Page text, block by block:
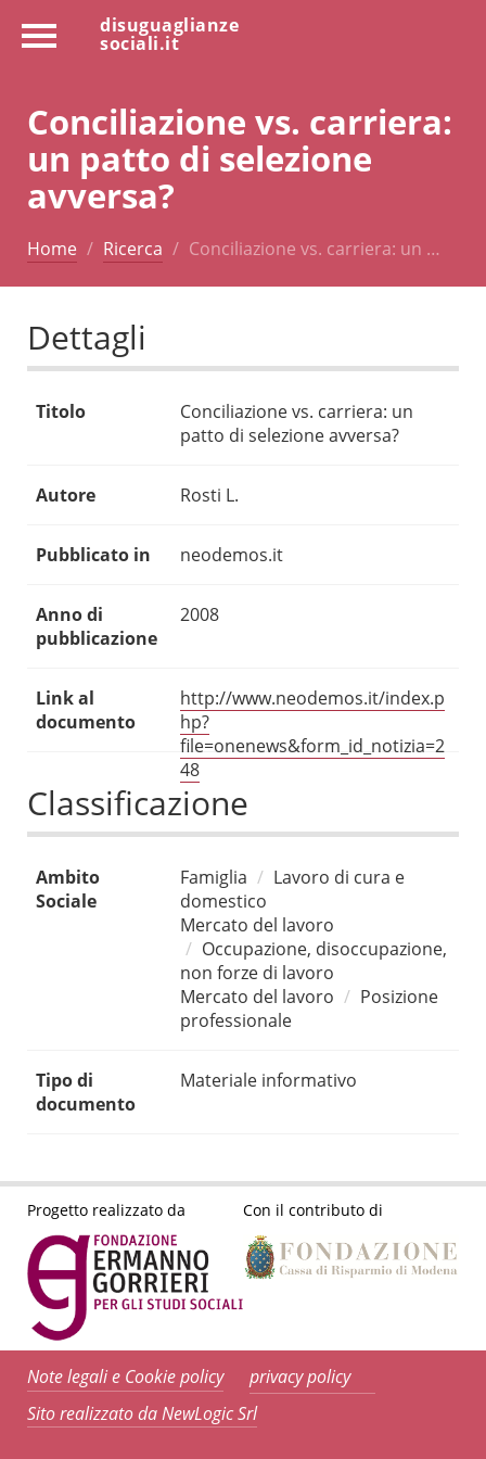
disuguaglianze
sociali.it
Conciliazione vs. carriera:
un patto di selezione
avversa?
Home Ricerca Conciliazione vs. carriera: un …
Dettagli
Titolo
Conciliazione vs. carriera: un
patto di selezione avversa?
Autore Rosti L.
Pubblicato in neodemos.it
Anno di
pubblicazione
2008
Link al
documento
http://www.neodemos.it/index.p
hp?
file=onenews&form_id_notizia=2
48
Classificazione
Ambito
Sociale
Famiglia
Lavoro di cura e
domestico
Mercato del lavoro
Occupazione, disoccupazione,
non forze di lavoro
Mercato del lavoro
Posizione
professionale
Tipo di
documento
Materiale informativo
Progetto realizzato da Con il contributo di
Note legali e Cookie policy
privacy policy
Sito realizzato da NewLogic Srl